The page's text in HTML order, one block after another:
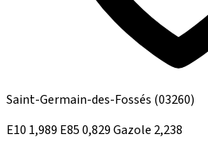
Saint-Germain-des-Fossés (03260)
E10 1,989 E850,829Gazole 2,238